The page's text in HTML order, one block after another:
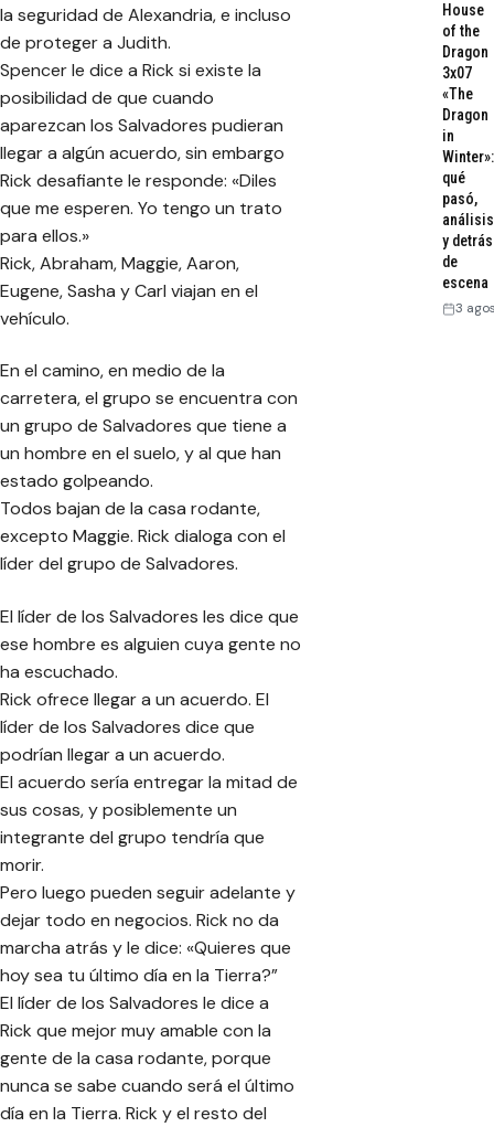
la seguridad de Alexandria, e incluso
de proteger a Judith.
Spencer le dice a Rick si existe la
posibilidad de que cuando
aparezcan los Salvadores pudieran
llegar a algún acuerdo, sin embargo
Rick desafiante le responde: «Diles
que me esperen. Yo tengo un trato
para ellos.»
Rick, Abraham, Maggie, Aaron,
Eugene, Sasha y Carl viajan en el
vehículo.
En el camino, en medio de la
carretera, el grupo se encuentra con
un grupo de Salvadores que tiene a
un hombre en el suelo, y al que han
estado golpeando.
Todos bajan de la casa rodante,
excepto Maggie. Rick dialoga con el
líder del grupo de Salvadores.
El líder de los Salvadores les dice que
ese hombre es alguien cuya gente no
ha escuchado.
Rick ofrece llegar a un acuerdo. El
líder de los Salvadores dice que
podrían llegar a un acuerdo.
El acuerdo sería entregar la mitad de
sus cosas, y posiblemente un
integrante del grupo tendría que
morir.
Pero luego pueden seguir adelante y
dejar todo en negocios. Rick no da
marcha atrás y le dice: «Quieres que
hoy sea tu último día en la Tierra?”
El líder de los Salvadores le dice a
Rick que mejor muy amable con la
gente de la casa rodante, porque
nunca se sabe cuando será el último
día en la Tierra. Rick y el resto del
House
of the
Dragon
3x07
«The
Dragon
in
Winter»:
qué
pasó,
análisis
y detrás
de
escena
3